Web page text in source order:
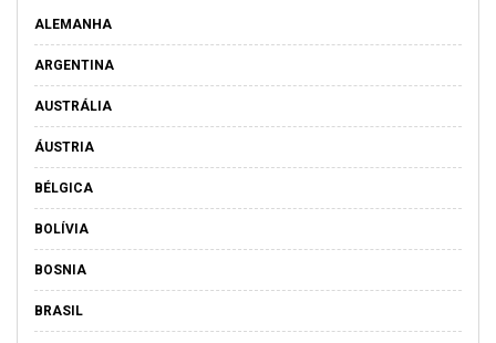
ALEMANHA
ARGENTINA
AUSTRÁLIA
ÁUSTRIA
BÉLGICA
BOLÍVIA
BOSNIA
BRASIL